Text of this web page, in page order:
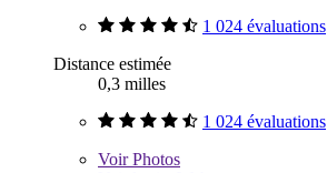
1 024 évaluations
Distance estimée
0,3 milles
1 024 évaluations
VoirPhotos